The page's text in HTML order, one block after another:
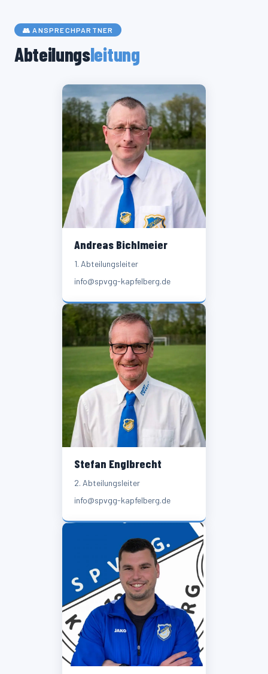
👥 ANSPRECHPARTNER
Abteilungsleitung
Andreas Bichlmeier
1. Abteilungsleiter
info@spvgg-kapfelberg.de
Stefan Englbrecht
2. Abteilungsleiter
info@spvgg-kapfelberg.de